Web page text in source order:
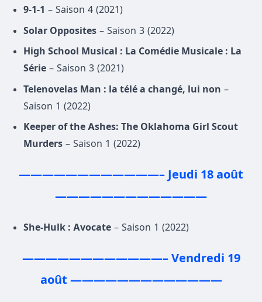
9-1-1 – Saison 4 (2021)
Solar Opposites – Saison 3 (2022)
High School Musical : La Comédie Musicale : La
Série – Saison 3 (2021)
Telenovelas Man : la télé a changé, lui non –
Saison 1 (2022)
Keeper of the Ashes: The Oklahoma Girl Scout
Murders – Saison 1 (2022)
————————————– Jeudi 18 août
—————————————
She-Hulk : Avocate – Saison 1 (2022)
————————————– Vendredi 19
août —————————————